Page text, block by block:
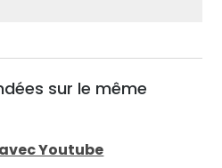
sur le même
Youtube